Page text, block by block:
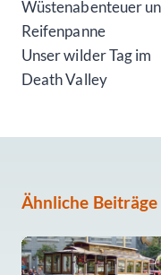
Wüstenabenteuer
Reifenpanne
Unser wilder Tag im
Death Valley
Ähnliche Beiträge